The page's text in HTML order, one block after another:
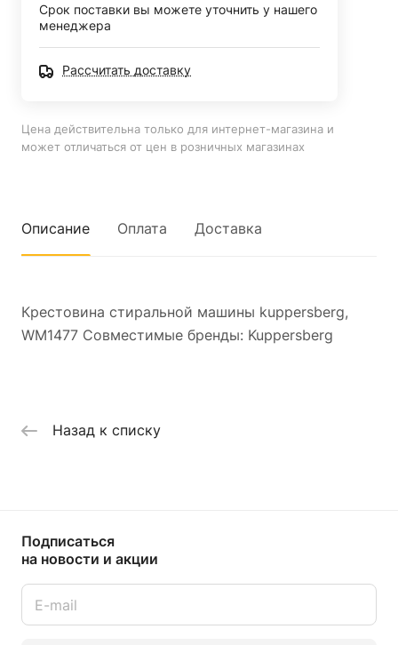
Срок поставки вы можете уточнить у нашего
менеджера
Рассчитать доставку
Цена действительна только для интернет-магазина и
может отличаться от цен в розничных магазинах
Описание Оплата Доставка
Крестовина стиральной машины kuppersberg,
WM1477 Совместимые бренды: Kuppersberg
Назад к списку
Подписаться
на новости и акции